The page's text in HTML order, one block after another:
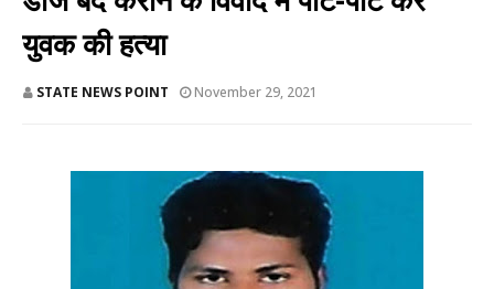
युवक की हत्या
STATE NEWS POINT November 29, 2021